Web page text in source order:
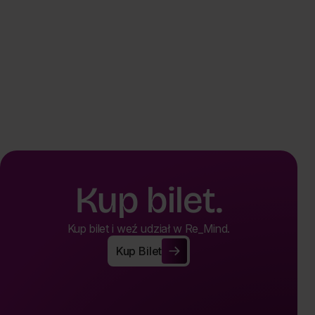
Kup bilet.
Kup bilet i weź udział w Re_Mind.
Kup Bilet
Kup Bilet